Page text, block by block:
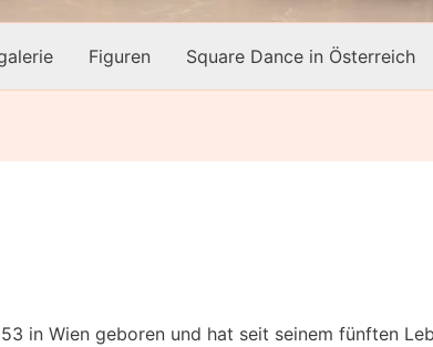
Figuren Square Dance in Österreich
in Wien geboren und hat seit seinem fünften